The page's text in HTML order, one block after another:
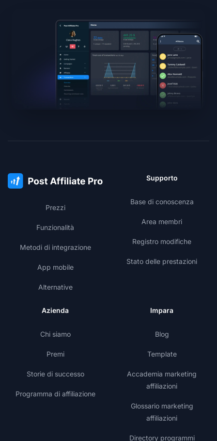
Prezzi
Funzionalità
Metodi di integrazione
App mobile
Alternative
Supporto
Base di conoscenza
Area membri
Registro modifiche
Stato delle prestazioni
Azienda
Chi siamo
Premi
Storie di successo
Programma di affiliazione
Impara
Blog
Template
Accademia marketing
affiliazioni
Glossario marketing
affiliazioni
Directory programmi